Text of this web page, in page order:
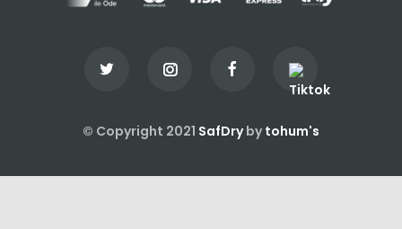
© Copyright 2021 SafDrybytohum's